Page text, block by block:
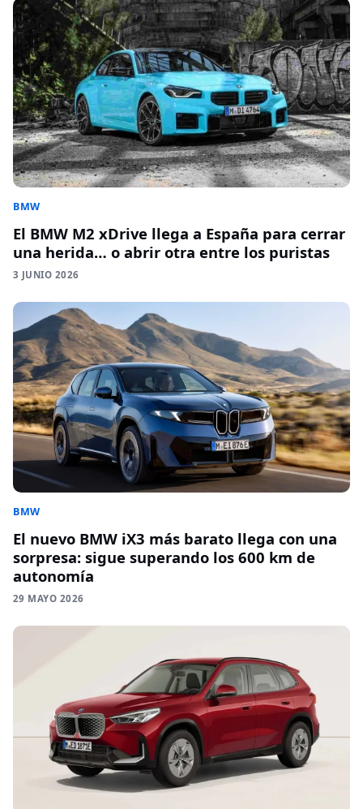
BMW
El BMW M2 xDrive llega a España para cerrar
una herida… o abrir otra entre los puristas
3 JUNIO 2026
BMW
El nuevo BMW iX3 más barato llega con una
sorpresa: sigue superando los 600 km de
autonomía
29 MAYO 2026